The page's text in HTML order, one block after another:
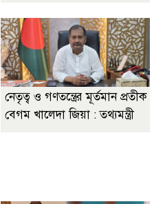
নেতৃত্ব ও গণতন্ত্রের মূর্তমান প্রতীক
বেগম খালেদা জিয়া : তথ্যমন্ত্রী